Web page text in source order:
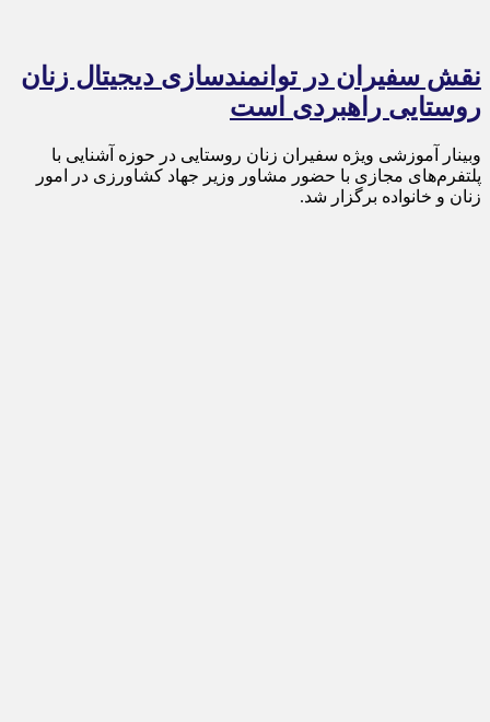
نقش سفیران در توانمندسازی دیجیتال زنان
روستایی راهبردی است
وبینار آموزشی ویژه سفیران زنان روستایی در حوزه آشنایی با
پلتفرم‌های مجازی با حضور مشاور وزیر جهاد کشاورزی در امور
زنان و خانواده برگزار شد.